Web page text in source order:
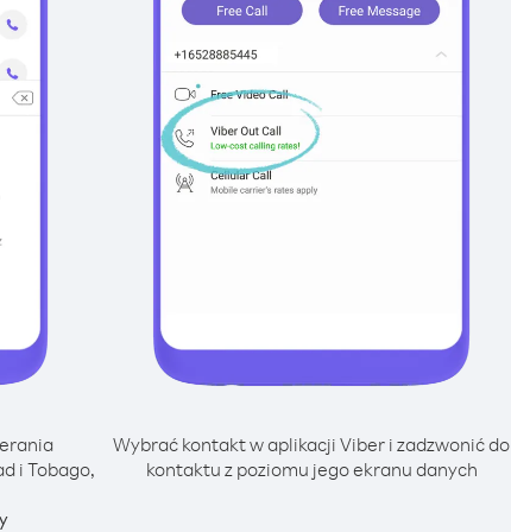
i Tobago,
Wybrać kontakt w aplikacji Viber i zadzwonić do
kontaktu z poziomu jego ekranu danych